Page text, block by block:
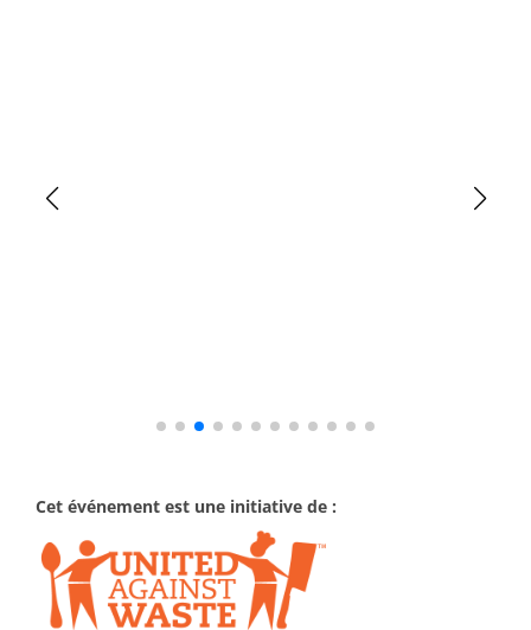
Cet événement est une initiative de :